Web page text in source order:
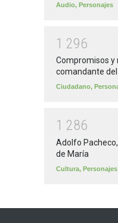
Audio, Personajes
1 296
Compromisos y
comandante del
Ciudadano,
1 286
Adolfo
de María
Cultura, Personajes